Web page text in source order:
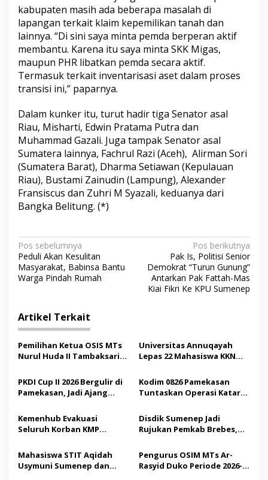
kabupaten masih ada beberapa masalah di
lapangan terkait klaim kepemilikan tanah dan
lainnya. “Di sini saya minta pemda berperan aktif
membantu. Karena itu saya minta SKK Migas,
maupun PHR libatkan pemda secara aktif.
Termasuk terkait inventarisasi aset dalam proses
transisi ini,” paparnya.
Dalam kunker itu, turut hadir tiga Senator asal
Riau, Misharti, Edwin Pratama Putra dan
Muhammad Gazali. Juga tampak Senator asal
Sumatera lainnya, Fachrul Razi (Aceh), Alirman Sori
(Sumatera Barat), Dharma Setiawan (Kepulauan
Riau), Bustami Zainudin (Lampung), Alexander
Fransiscus dan Zuhri M Syazali, keduanya dari
Bangka Belitung. (*)
N
a
v
g
a
s
i
p
o
s
Pos sebelumnya
Peduli Akan Kesulitan
Masyarakat, Babinsa Bantu
Warga Pindah Rumah
Pos berikutnya
Pak Is, Politisi Senior
Demokrat “Turun Gunung”
Antarkan Pak Fattah-Mas
Kiai Fikri Ke KPU Sumenep
Artikel Terkait
Pemilihan Ketua OSIS MTs
Nurul Huda II Tambaksari
Demokrasi bagi Siswa
Universitas Annuqayah
Lepas 22 Mahasiswa KKN
Saudi
PKDI Cup II 2026 Bergulir di
Pamekasan, Jadi Ajang
Madura
Kodim 0826 Pamekasan
Tuntaskan Operasi Katarak
Tindakan Medis
Kemenhub Evakuasi
Seluruh Korban KMP
Operator Diaudit
Disdik Sumenep Jadi
Rujukan Pemkab Brebes,
Pendidikan Berbasis
Budaya
Mahasiswa STIT Aqidah
Usymuni Sumenep dan
Pengurus OSIM MTs Ar-
Rasyid Duko Periode 2026-